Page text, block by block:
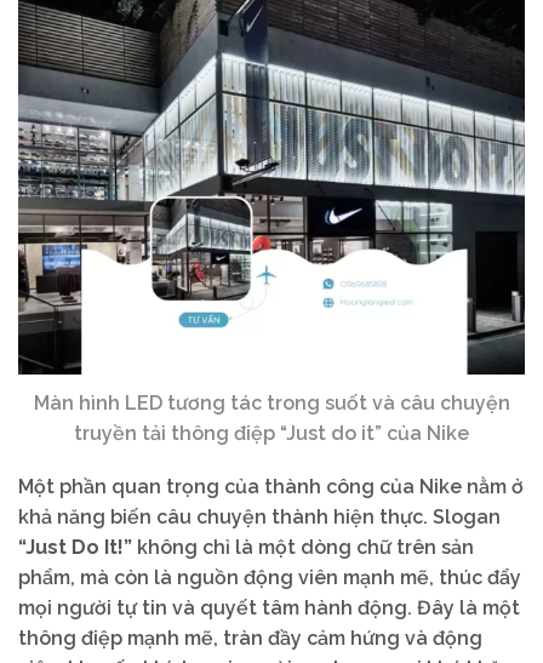
Màn hình LED tương tác trong suốt và câu chuyện
truyền tải thông điệp “Just do it” của Nike
Một phần quan trọng của thành công của Nike nằm ở
khả năng biến câu chuyện thành hiện thực. Slogan
“Just Do It!” không chỉ là một dòng chữ trên sản
phẩm, mà còn là nguồn động viên mạnh mẽ, thúc đẩy
mọi người tự tin và quyết tâm hành động. Đây là một
thông điệp mạnh mẽ, tràn đầy cảm hứng và động